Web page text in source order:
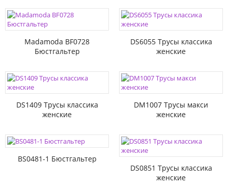
Madamoda BF0728
Бюстгальтер
DS6055 Трусы классика
женские
DS1409 Трусы классика
женские
DM1007 Трусы макси
женские
BS0481-1 Бюстгальтер
DS0851 Трусы классика
женские